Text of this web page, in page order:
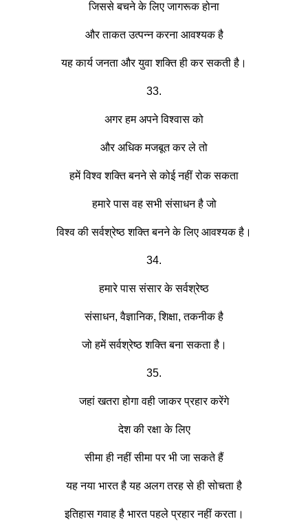
जिससे बचने के लिए जागरूक होना
और ताकत उत्पन्न करना आवश्यक है
यह कार्य जनता और युवा शक्ति ही कर सकती है।
33.
अगर हम अपने विश्वास को
और अधिक मजबूत कर ले तो
हमें विश्व शक्ति बनने से कोई नहीं रोक सकता
हमारे पास वह सभी संसाधन है जो
विश्व की सर्वश्रेष्ठ शक्ति बनने के लिए आवश्यक है।
34.
हमारे पास संसार के सर्वश्रेष्ठ
संसाधन, वैज्ञानिक, शिक्षा, तकनीक है
जो हमें सर्वश्रेष्ठ शक्ति बना सकता है।
35.
जहां खतरा होगा वही जाकर प्रहार करेंगे
देश की रक्षा के लिए
सीमा ही नहीं सीमा पर भी जा सकते हैं
यह नया भारत है यह अलग तरह से ही सोचता है
इतिहास गवाह है भारत पहले प्रहार नहीं करता।